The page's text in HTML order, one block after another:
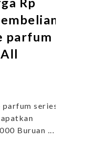
parfum
series
Buruan ...